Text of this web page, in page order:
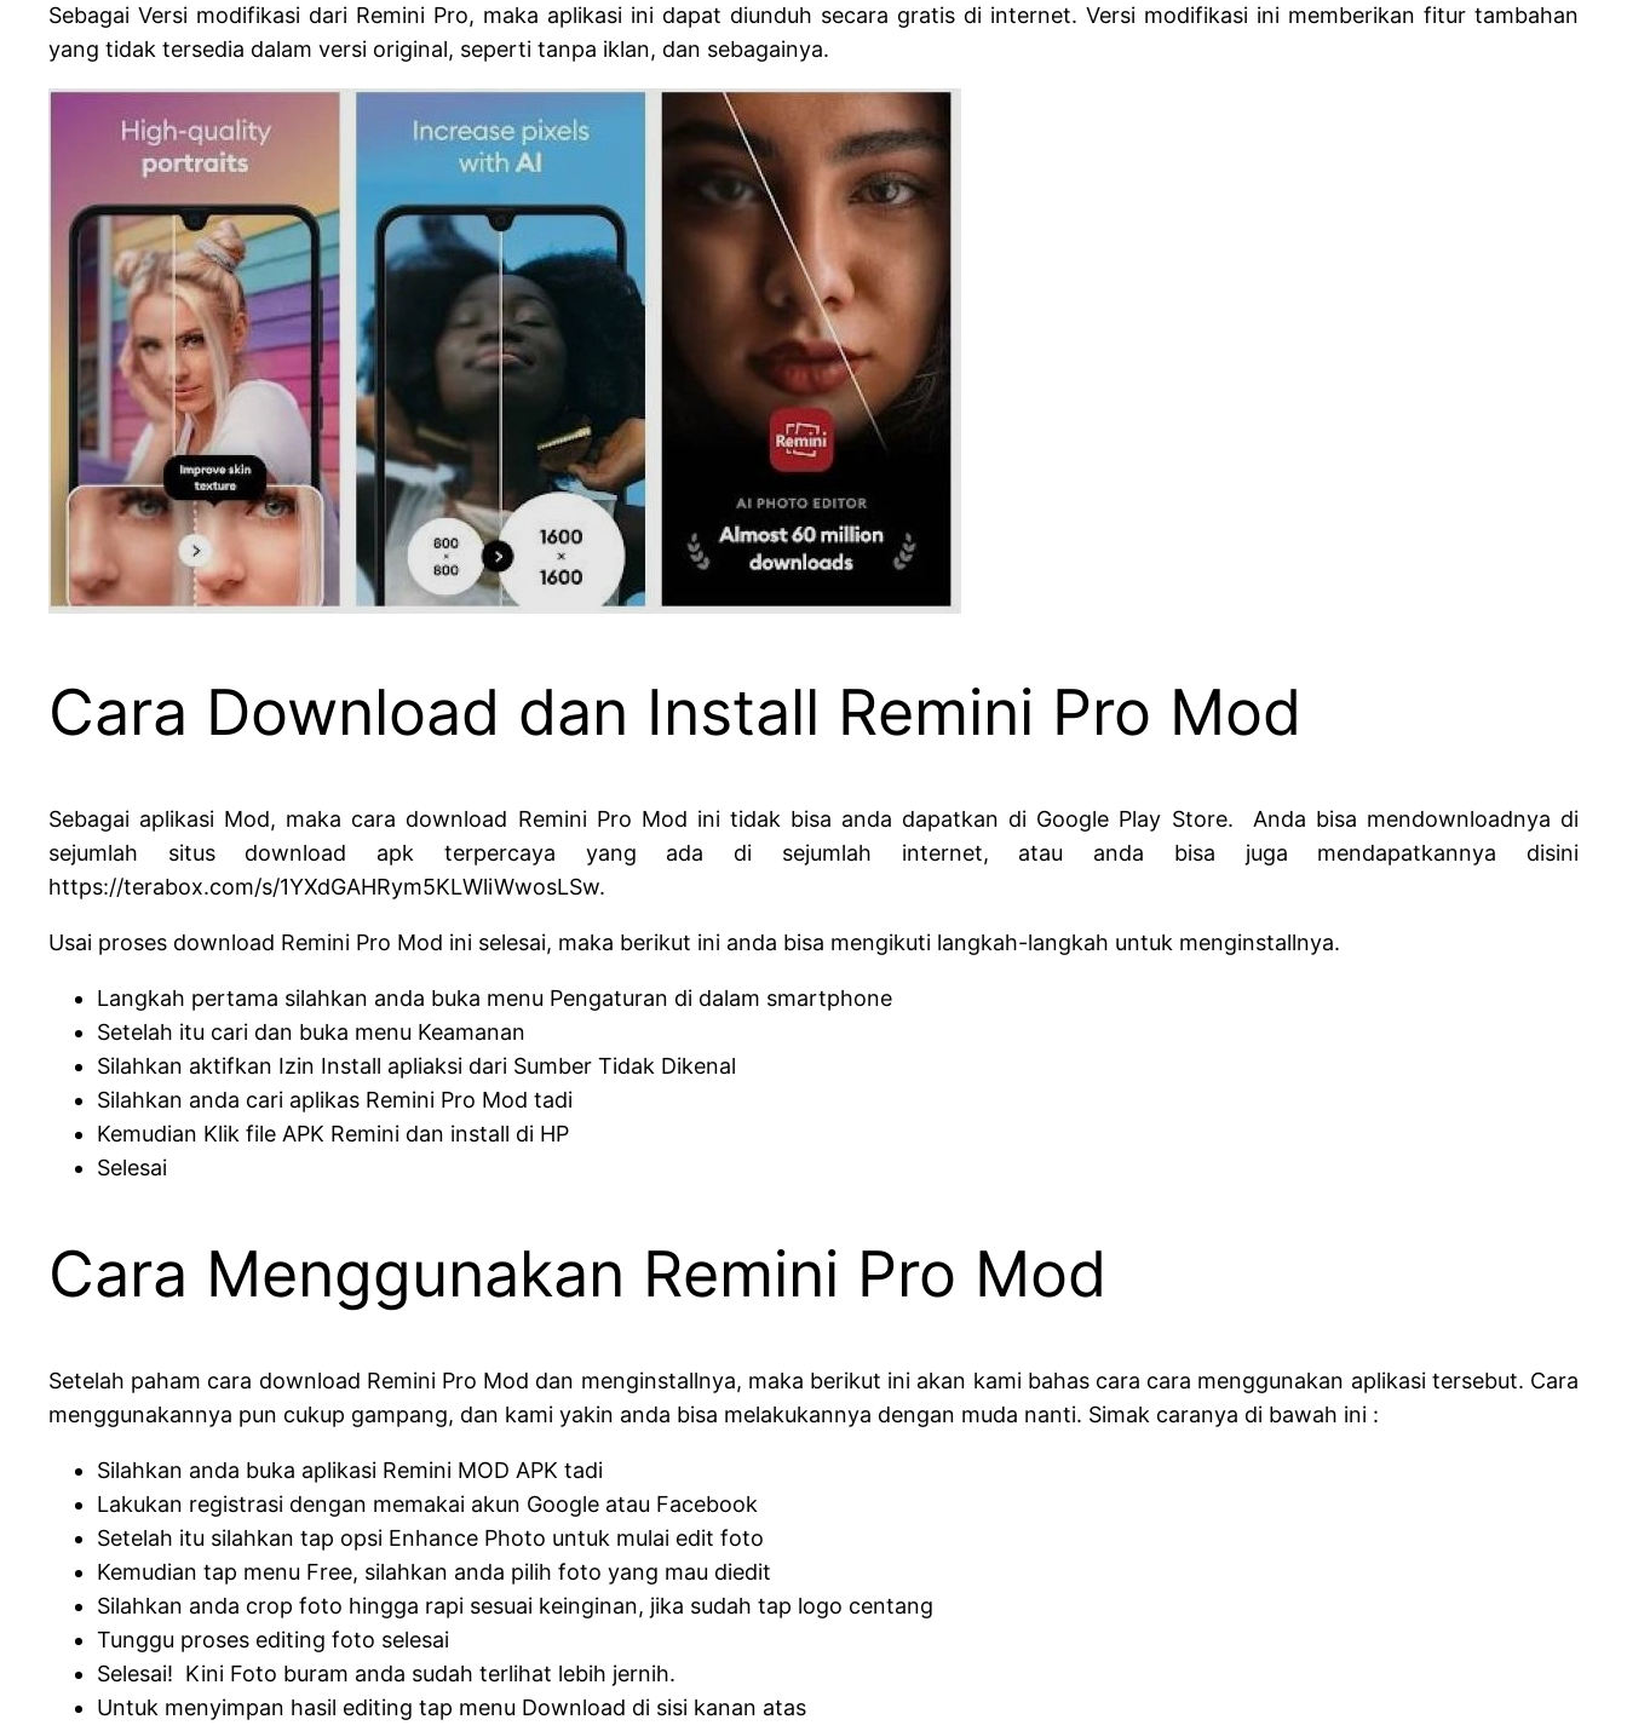
Sebagai Versi modifikasi dari Remini Pro, maka aplikasi ini dapat diunduh secara gratis di internet. Versi modifikasi ini memberikan fitur tambahan
yang tidak tersedia dalam versi original, seperti tanpa iklan, dan sebagainya.
Cara Download dan Install Remini Pro Mod
Sebagai aplikasi Mod, maka cara download Remini Pro Mod ini tidak bisa anda dapatkan di Google Play Store. Anda bisa mendownloadnya di
sejumlah situs download apk terpercaya yang ada di sejumlah internet, atau anda bisa juga mendapatkannya disini
https://terabox.com/s/1YXdGAHRym5KLWliWwosLSw.
Usai proses download Remini Pro Mod ini selesai, maka berikut ini anda bisa mengikuti langkah-langkah untuk menginstallnya.
Langkah pertama silahkan anda buka menu Pengaturan di dalam smartphone
Setelah itu cari dan buka menu Keamanan
Silahkan aktifkan Izin Install apliaksi dari Sumber Tidak Dikenal
Silahkan anda cari aplikas Remini Pro Mod tadi
Kemudian Klik file APK Remini dan install di HP
Selesai
Cara Menggunakan Remini Pro Mod
Setelah paham cara download Remini Pro Mod dan menginstallnya, maka berikut ini akan kami bahas cara cara menggunakan aplikasi tersebut. Cara
menggunakannya pun cukup gampang, dan kami yakin anda bisa melakukannya dengan muda nanti. Simak caranya di bawah ini :
Silahkan anda buka aplikasi Remini MOD APK tadi
Lakukan registrasi dengan memakai akun Google atau Facebook
Setelah itu silahkan tap opsi Enhance Photo untuk mulai edit foto
Kemudian tap menu Free, silahkan anda pilih foto yang mau diedit
Silahkan anda crop foto hingga rapi sesuai keinginan, jika sudah tap logo centang
Tunggu proses editing foto selesai
Selesai! Kini Foto buram anda sudah terlihat lebih jernih.
Untuk menyimpan hasil editing tap menu Download di sisi kanan atas